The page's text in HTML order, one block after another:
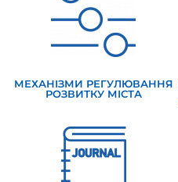
МЕХАНІЗМИ РЕГУЛЮВАННЯ
РОЗВИТКУ МІСТА